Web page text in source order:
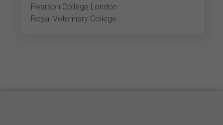
Pearson College London
Royal Veterinary College